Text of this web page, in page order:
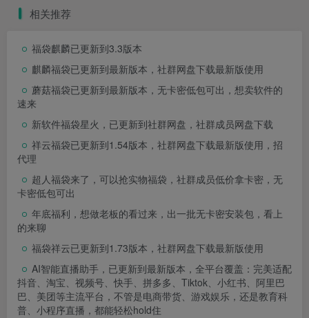
相关推荐
福袋麒麟已更新到3.3版本
麒麟福袋已更新到最新版本，社群网盘下载最新版使用
蘑菇福袋已更新到最新版本，无卡密低包可出，想卖软件的
速来
新软件福袋星火，已更新到社群网盘，社群成员网盘下载
祥云福袋已更新到1.54版本，社群网盘下载最新版使用，招
代理
超人福袋来了，可以抢实物福袋，社群成员低价拿卡密，无
卡密低包可出
年底福利，想做老板的看过来，出一批无卡密安装包，看上
的来聊
福袋祥云已更新到1.73版本，社群网盘下载最新版使用
AI智能直播助手，已更新到最新版本，全平台覆盖：完美适配
抖音、淘宝、视频号、快手、拼多多、Tiktok、小红书、阿里巴
巴、美团等主流平台，不管是电商带货、游戏娱乐，还是教育科
普、小程序直播，都能轻松hold住